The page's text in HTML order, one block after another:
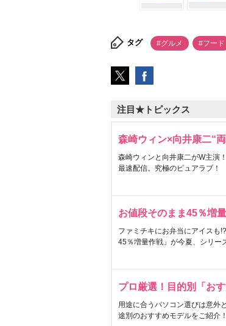
タグ #グルメ #フード
注目★トピックス
森崎ウィン×向井康二“
森崎ウィンと向井康二がW主演
最速配信。究極のピュアラブ！
お値段そのまま45％増
ファミチキにお弁当にアイスも
45％増量作戦」が今夏、シリー
プロ厳選！目的別「お
用途に合うパソコン選びは意外
途別のおすすめモデルをご紹介！